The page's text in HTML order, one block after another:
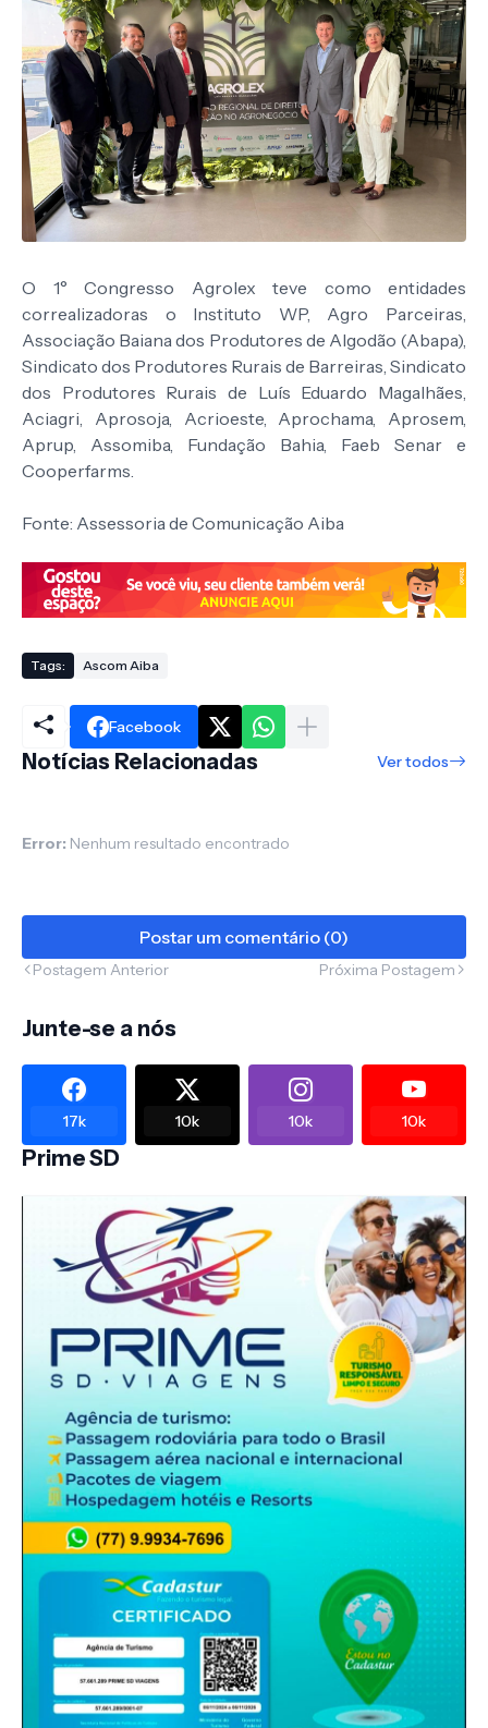
O 1° Congresso Agrolex teve como entidades
correalizadoras o Instituto WP, Agro Parceiras,
Associação Baiana dos Produtores de Algodão (Abapa),
Sindicato dos Produtores Rurais de Barreiras, Sindicato
dos Produtores Rurais de Luís Eduardo Magalhães,
Aciagri, Aprosoja, Acrioeste, Aprochama, Aprosem,
Aprup, Assomiba, Fundação Bahia, Faeb Senar e
Cooperfarms.
Fonte: Assessoria de Comunicação Aiba
Tags: Ascom Aiba
Facebook
Notícias Relacionadas Ver todos
Error: Nenhum resultado encontrado
Postar um comentário (0)
Postagem Anterior Próxima Postagem
Junte-se a nós
17k 10k 10k 10k
Prime SD